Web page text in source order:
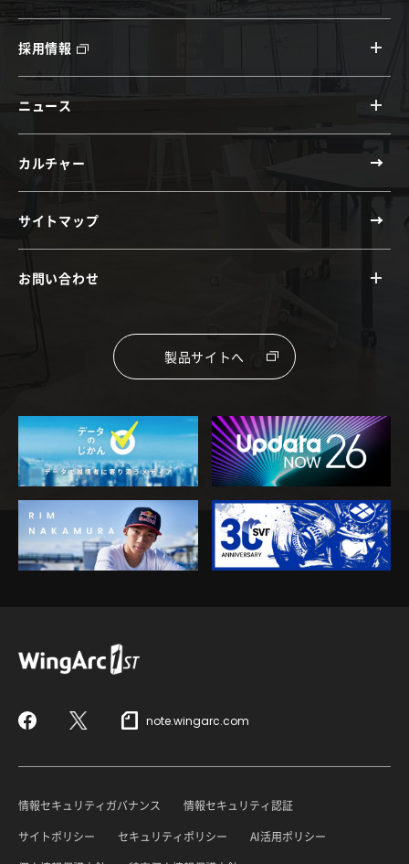
採用情報
ニュース
カルチャー
サイトマップ
お問い合わせ
製品サイトへ
FacebookX note.wingarc.com
情報セキュリティガバナンス
情報セキュリティ認証
サイトポリシー
セキュリティポリシー
AI活用ポリシー